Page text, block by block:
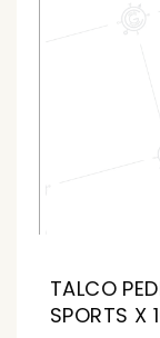
TALCO
SPORTS X